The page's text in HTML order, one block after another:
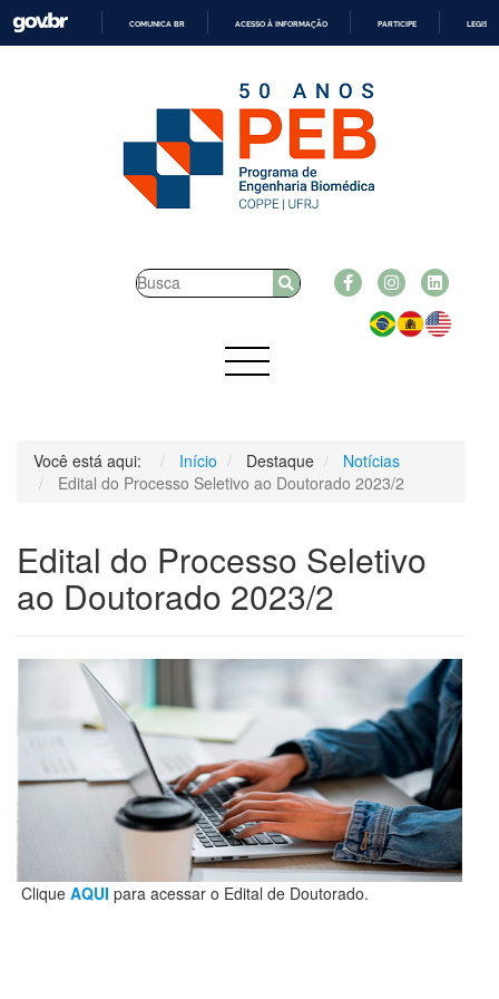
O
CONTEÚDO
COMUNICA BR ACESSO À INFORMAÇÃO PARTICIPE
Você está aqui: Início Destaque
Notícias
Edital do Processo Seletivo ao Doutorado 2023/2
Edital do Processo Seletivo
ao Doutorado 2023/2
Clique AQUI para acessar o Edital de Doutorado.